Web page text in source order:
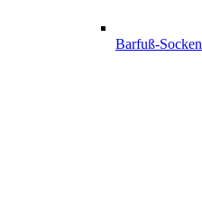
Barfuß-Socken